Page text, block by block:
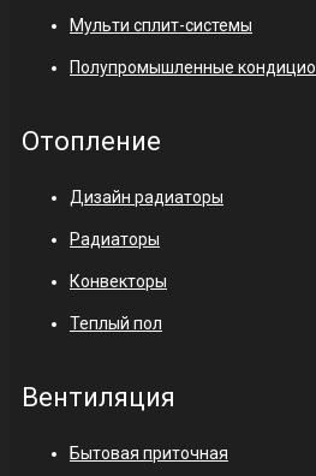
Мульти сплит-системы
Полупромышленные
Отопление
Дизайн радиаторы
Радиаторы
Конвекторы
Теплый пол
Вентиляция
Бытовая приточная